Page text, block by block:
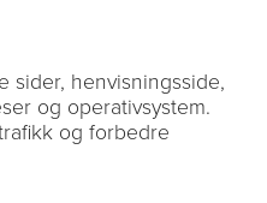
sider, henvisningsside,
og operativsystem.
og forbedre